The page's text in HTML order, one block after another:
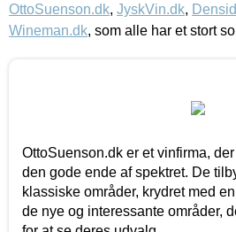
OttoSuenson.dk, JyskVin.dk,
Wineman.dk, som alle har et stort
OttoSuenson.dk er et vinfirma,
den gode ende af spektret. De
klassiske områder, krydret med
de nye og interessante områder,